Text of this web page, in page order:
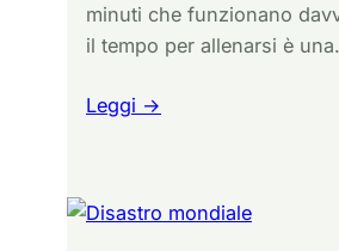
minuti che funzionano
il tempo per allenarsi è
Leggi →